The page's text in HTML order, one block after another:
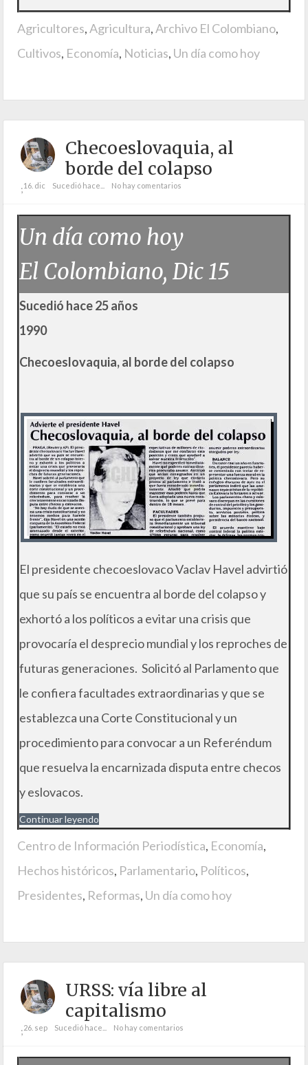
Agricultores,Agricultura,Archivo El Colombiano,
Cultivos, Economía, Noticias, Un día como hoy
Checoeslovaquia, al
borde del colapso
;16. dic Sucedió hace... No hay comentarios
Un día como hoy
El Colombiano, Dic 15
Sucedió hace 25 años
1990
Checoeslovaquia, al borde del colapso
El presidente checoeslovaco Vaclav Havel advirtió
que su país se encuentra al borde del colapso y
exhortó a los políticos a evitar una crisis que
provocaría el desprecio mundial y los reproches de
futuras generaciones. Solicitó al Parlamento que
le confiera facultades extraordinarias y que se
establezca una Corte Constitucional y un
procedimiento para convocar a un Referéndum
que resuelva la encarnizada disputa entre checos
y eslovacos.
Continuar leyendo
Centro de Información Periodística, Economía,
Hechos históricos, Parlamentario, Políticos,
Presidentes, Reformas, Un día como hoy
URSS: vía libre al
capitalismo
;26. sep Sucedió hace... No hay comentarios